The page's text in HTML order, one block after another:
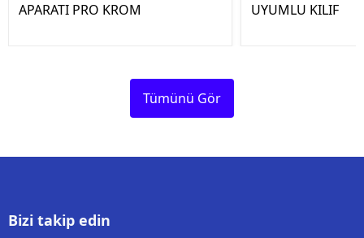
APARATI PRO KROM
UYUMLU KILIF
Tümünü Gör
Bizi takip edin